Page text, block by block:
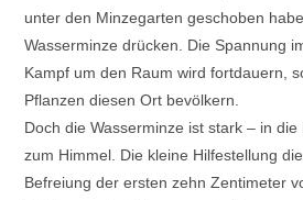
unter den Minzegarten geschoben
Wasserminze drücken. Die Spannung
Kampf um den Raum wird fortdauern,
Pflanzen diesen Ort bevölkern.
Doch die Wasserminze ist stark – in
zum Himmel. Die kleine Hilfestellung
Befreiung der ersten zehn Zentimeter